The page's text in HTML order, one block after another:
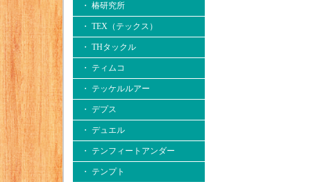
・ 椿研究所
・ TEX（テックス）
・ THタックル
・ ティムコ
・ テッケルルアー
・ デプス
・ デュエル
・ テンフィートアンダー
・ テンプト